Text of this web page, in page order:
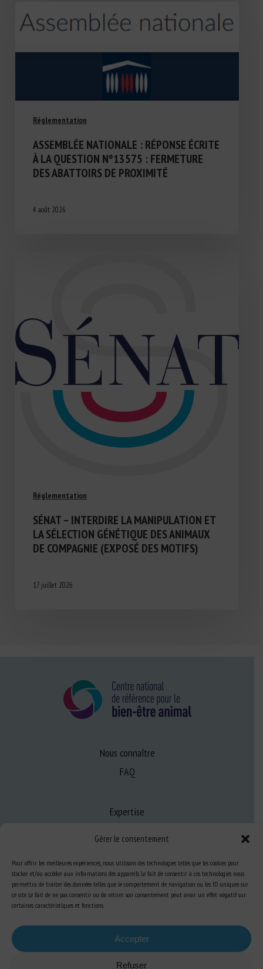
Gérer le consentement
Pour offrir les meilleures expériences, nous utilisons des technologies telles que les cookies pour
stocker et/ou accéder aux informations des appareils. Le fait de consentir à ces technologies nous
permettra de traiter des données telles que le comportement de navigation ou les ID uniques sur
ce site. Le fait de ne pas consentir ou de retirer son consentement peut avoir un effet négatif sur
certaines caractéristiques et fonctions.
Accepter
Refuser
Réglementation
ASSEMBLÉE NATIONALE : RÉPONSE ÉCRITE
À LA QUESTION N°13575 : FERMETURE
DES ABATTOIRS DE PROXIMITÉ
4 août 2026
Réglementation
SÉNAT – INTERDIRE LA MANIPULATION ET
LA SÉLECTION GÉNÉTIQUE DES ANIMAUX
DE COMPAGNIE (EXPOSÉ DES MOTIFS)
17 juillet 2026
Nous connaître
FAQ
Expertise
Ressources